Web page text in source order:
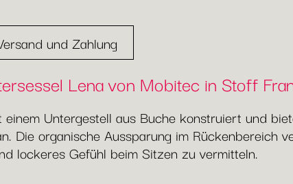
und Zahlung
Lena von Mobitec in Stoff
Untergestell aus Buche konstruiert und
Die organische Aussparung im Rückenbereich
lockeres Gefühl beim Sitzen zu vermitteln.